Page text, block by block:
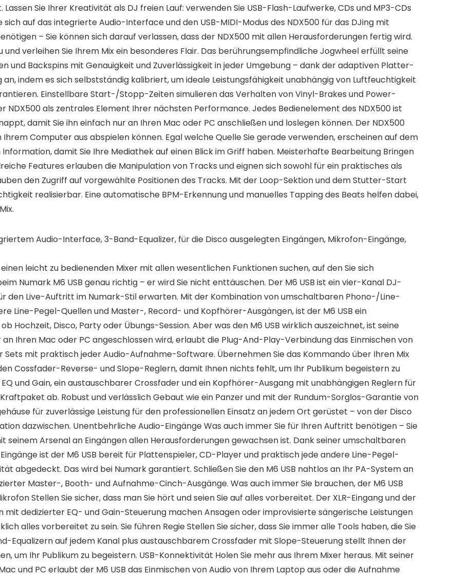
Sie Ihrer Kreativität als DJ freien Lauf: verwenden Sie USB-Flash-Laufwerke, CDs und MP3-CDs
auf das integrierte Audio-Interface und den USB-MIDI-Modus des NDX500 für das DJing mit
– Sie können sich darauf verlassen, dass der NDX500 mit allen Herausforderungen fertig wird.
verleihen Sie Ihrem Mix ein besonderes Flair. Das berührungsempfindliche Jogwheel erfüllt seine
und Backspins mit Genauigkeit und Zuverlässigkeit in jeder Umgebung – dank der adaptiven Platter-
indem es sich selbstständig kalibriert, um ideale Leistungsfähigkeit unabhängig von Luftfeuchtigkeit
Einstellbare Start-/Stopp-Zeiten simulieren das Verhalten von Vinyl-Brakes und Power-
als zentrales Element Ihrer nächsten Performance. Jedes Bedienelement des NDX500 ist
damit Sie ihn einfach nur an Ihren Mac oder PC anschließen und loslegen können. Der NDX500
Computer aus abspielen können. Egal welche Quelle Sie gerade verwenden, erscheinen auf dem
damit Sie Ihre Mediathek auf einen Blick im Griff haben. Meisterhafte Bearbeitung Bringen
Features erlauben die Manipulation von Tracks und eignen sich sowohl für ein praktisches als
den Zugriff auf vorgewählte Positionen des Tracks. Mit der Loop-Sektion und dem Stutter-Start
realisierbar. Eine automatische BPM-Erkennung und manuelles Tapping des Beats helfen dabei,
Audio-Interface, 3-Band-Equalizer, für die Disco ausgelegten Eingängen, Mikrofon-Eingänge,
leicht zu bedienenden Mixer mit allen wesentlichen Funktionen suchen, auf den Sie sich
Numark M6 USB genau richtig – er wird Sie nicht enttäuschen. Der M6 USB ist ein vier-Kanal DJ-
den Live-Auftritt im Numark-Stil erwarten. Mit der Kombination von umschaltbaren Phono-/Line-
Line-Pegel-Quellen und Master-, Record- und Kopfhörer-Ausgängen, ist der M6 USB ein
Hochzeit, Disco, Party oder Übungs-Session. Aber was den M6 USB wirklich auszeichnet, ist seine
Ihren Mac oder PC angeschlossen wird, erlaubt die Plug-And-Play-Verbindung das Einmischen von
Sets mit praktisch jeder Audio-Aufnahme-Software. Übernehmen Sie das Kommando über Ihren Mix
Cossfader-Reverse- und Slope-Reglern, damit Ihnen nichts fehlt, um Ihr Publikum begeistern zu
und Gain, ein austauschbarer Crossfader und ein Kopfhörer-Ausgang mit unabhängigen Reglern für
ab. Robust und verlässlich Gebaut wie ein Panzer und mit der Rundum-Sorglos-Garantie von
für zuverlässige Leistung für den professionellen Einsatz an jedem Ort gerüstet – von der Disco
dazwischen. Unentbehrliche Audio-Eingänge Was auch immer Sie für Ihren Auftritt benötigen – Sie
seinem Arsenal an Eingängen allen Herausforderungen gewachsen ist. Dank seiner umschaltbaren
ist der M6 USB bereit für Plattenspieler, CD-Player und praktisch jede andere Line-Pegel-
abgedeckt. Das wird bei Numark garantiert. Schließen Sie den M6 USB nahtlos an Ihr PA-System an
Master-, Booth- und Aufnahme-Cinch-Ausgänge. Was auch immer Sie brauchen, der M6 USB
Stellen Sie sicher, dass man Sie hört und seien Sie auf alles vorbereitet. Der XLR-Eingang und der
dedizierter EQ- und Gain-Steuerung machen Ansagen oder improvisierte sängerische Leistungen
alles vorbereitet zu sein. Sie führen Regie Stellen Sie sicher, dass Sie immer alle Tools haben, die Sie
Equalizern auf jedem Kanal plus austauschbarem Crossfader mit Slope-Steuerung stellt Ihnen der
um Ihr Publikum zu begeistern. USB-Konnektivität Holen Sie mehr aus Ihrem Mixer heraus. Mit seiner
und PC erlaubt der M6 USB das Einmischen von Audio von Ihrem Laptop aus oder die Aufnahme